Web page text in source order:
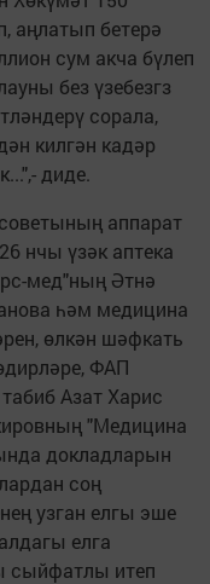
аңлатып бетерә
сум акча бүлеп
без үзебезгз
сорала,
килгән кадәр
диде.
аппарат
нчы үзәк аптека
мед"ның Әтнә
һәм медицина
өлкән шәфкать
ФАП
Азат Харис
"Медицина
докладларын
соң
узган елгы эше
елга
сыйфатлы итеп